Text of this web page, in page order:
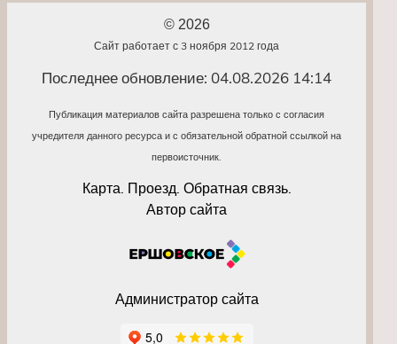
© 2026
Сайт работает с 3 ноября 2012 года
Последнее обновление: 04.08.2026 14:14
Публикация материалов сайта разрешена только с согласия
учредителя данного ресурса и с обязательной обратной ссылкой на
первоисточник.
Карта. Проезд. Обратная связь.
Автор сайта
Администратор сайта